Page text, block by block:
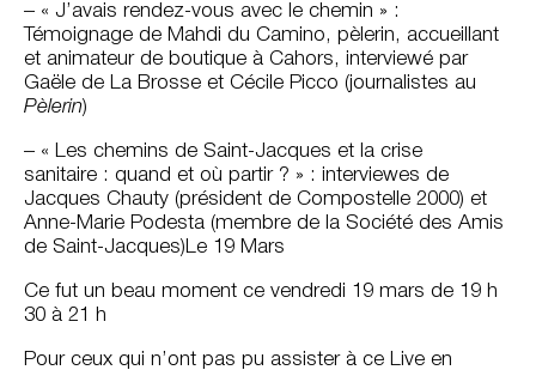
– « J’avais rendez-vous avec le chemin » :
Témoignage de Mahdi du Camino, pèlerin, accueillant
et animateur de boutique à Cahors, interviewé par
Gaële de La Brosse et Cécile Picco (journalistes au
Pèlerin)
– « Les chemins de Saint-Jacques et la crise
sanitaire : quand et où partir ? » : interviewes de
Jacques Chauty (président de Compostelle 2000) et
Anne-Marie Podesta (membre de la Société des Amis
de Saint-Jacques)Le 19 Mars
Ce fut un beau moment ce vendredi 19 mars de 19 h
30 à 21 h
Pour ceux qui n’ont pas pu assister à ce Live en